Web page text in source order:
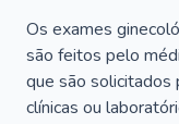
Os exames
são feitos pelo
que são solicitados
clínicas ou